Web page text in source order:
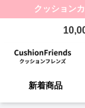
クッション
新着商品